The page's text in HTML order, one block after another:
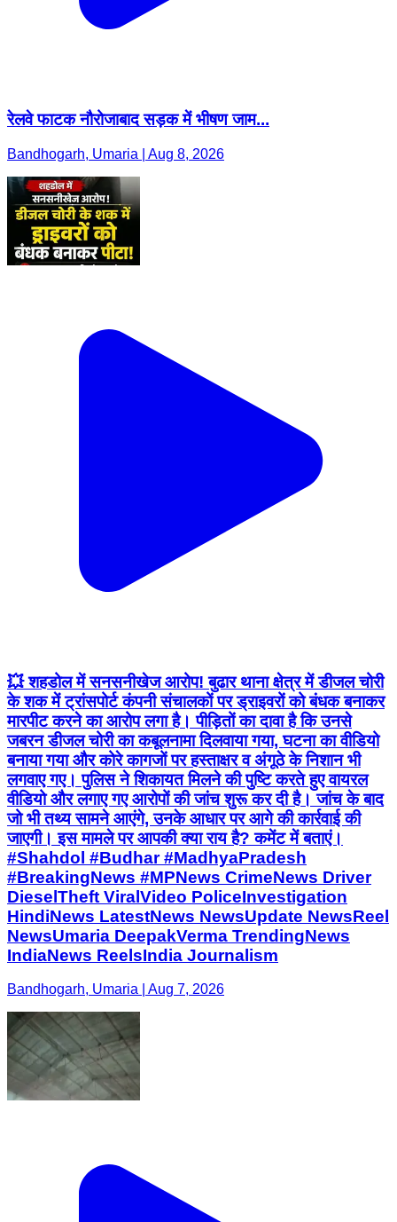
रेलवे फाटक नौरोजाबाद सड़क में भीषण जाम...
Bandhogarh, Umaria | Aug 8, 2026
💥 शहडोल में सनसनीखेज आरोप! बुढार थाना क्षेत्र में डीजल चोरी
के शक में ट्रांसपोर्ट कंपनी संचालकों पर ड्राइवरों को बंधक बनाकर
मारपीट करने का आरोप लगा है। पीड़ितों का दावा है कि उनसे
जबरन डीजल चोरी का कबूलनामा दिलवाया गया, घटना का वीडियो
बनाया गया और कोरे कागजों पर हस्ताक्षर व अंगूठे के निशान भी
लगवाए गए। पुलिस ने शिकायत मिलने की पुष्टि करते हुए वायरल
वीडियो और लगाए गए आरोपों की जांच शुरू कर दी है। जांच के बाद
जो भी तथ्य सामने आएंगे, उनके आधार पर आगे की कार्रवाई की
जाएगी। इस मामले पर आपकी क्या राय है? कमेंट में बताएं।
#Shahdol #Budhar #MadhyaPradesh
#BreakingNews #MPNews CrimeNews Driver
DieselTheft ViralVideo PoliceInvestigation
HindiNews LatestNews NewsUpdate NewsReel
NewsUmaria DeepakVerma TrendingNews
IndiaNews ReelsIndia Journalism
Bandhogarh, Umaria | Aug 7, 2026